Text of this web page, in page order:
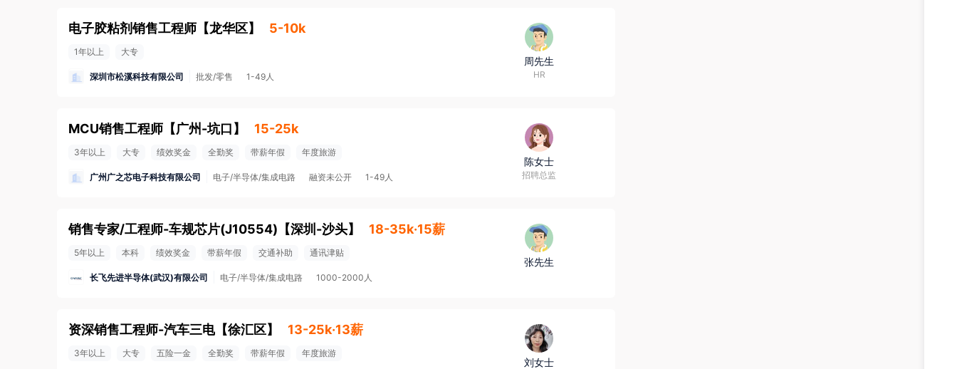
电子胶粘剂销售工程师 【龙华区】 5-10k
1年以上 大专
深圳市松溪科技有限公司 批发/零售 1-49人
周先生
HR
MCU销售工程师 【广州-坑口 】 15-25k
3年以上 大专 绩效奖金 全勤奖 带薪年假 年度旅游
广州广之芯电子科技有限公司 电子/半导体/集成电路 融资未公开 1-49人
陈女士
招聘总监
销售专家/工程师-车规芯片(J10554) 【深圳-沙头】 18-35k·15薪
5年以上 本科 绩效奖金 带薪年假 交通补助 通讯津贴
长飞先进半导体(武汉)有限公司 电子/半导体/集成电路 1000-2000人
张先生
资深销售工程师-汽车三电 【徐汇区】 13-25k·13薪
3年以上 大专 五险一金 全勤奖 带薪年假 年度旅游
刘女士